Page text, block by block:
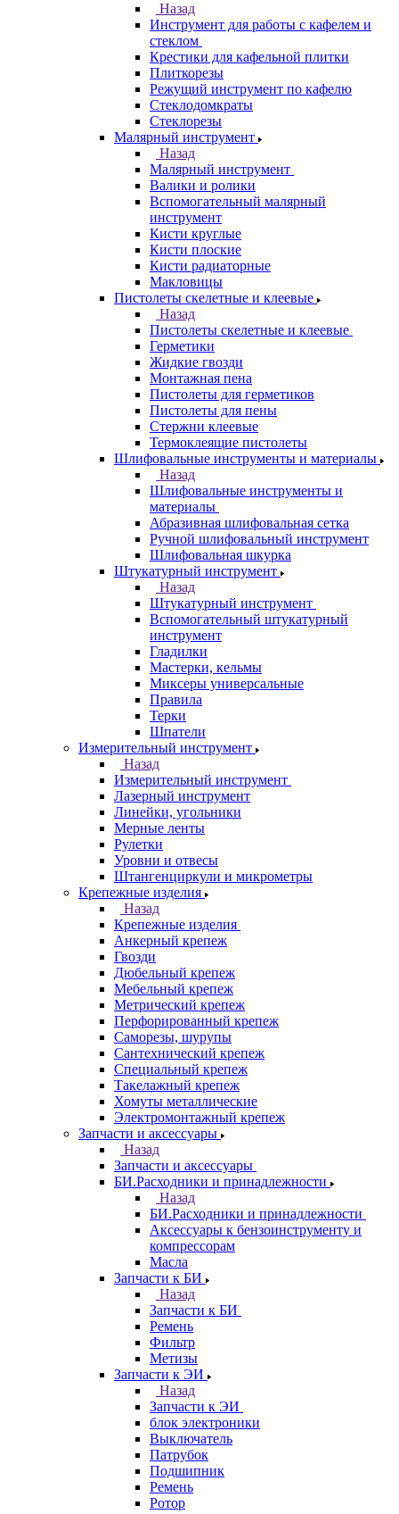
Назад
Инструмент для работы с кафелем и
стеклом
Крестики для кафельной плитки
Плиткорезы
Режущий инструмент по кафелю
Стеклодомкраты
Стеклорезы
Малярный инструмент
Назад
Малярный инструмент
Валики и ролики
Вспомогательный малярный
инструмент
Кисти круглые
Кисти плоские
Кисти радиаторные
Макловицы
Пистолеты скелетные и клеевые
Назад
Пистолеты скелетные и клеевые
Герметики
Жидкие гвозди
Монтажная пена
Пистолеты для герметиков
Пистолеты для пены
Стержни клеевые
Термоклеящие пистолеты
Шлифовальные инструменты и материалы
Назад
Шлифовальные инструменты и
материалы
Абразивная шлифовальная сетка
Ручной шлифовальный инструмент
Шлифовальная шкурка
Штукатурный инструмент
Назад
Штукатурный инструмент
Вспомогательный штукатурный
инструмент
Гладилки
Мастерки, кельмы
Миксеры универсальные
Правила
Терки
Шпатели
Измерительный инструмент
Назад
Измерительный инструмент
Лазерный инструмент
Линейки, угольники
Мерные ленты
Рулетки
Уровни и отвесы
Штангенциркули и микрометры
Крепежные изделия
Назад
Крепежные изделия
Анкерный крепеж
Гвозди
Дюбельный крепеж
Мебельный крепеж
Метрический крепеж
Перфорированный крепеж
Саморезы, шурупы
Сантехнический крепеж
Специальный крепеж
Такелажный крепеж
Хомуты металлические
Электромонтажный крепеж
Запчасти и аксессуары
Назад
Запчасти и аксессуары
БИ.Расходники и принадлежности
Назад
БИ.Расходники и принадлежности
Аксессуары к бензоинструменту и
компрессорам
Масла
Запчасти к БИ
Назад
Запчасти к БИ
Ремень
Фильтр
Метизы
Запчасти к ЭИ
Назад
Запчасти к ЭИ
блок электроники
Выключатель
Патрубок
Подшипник
Ремень
Ротор